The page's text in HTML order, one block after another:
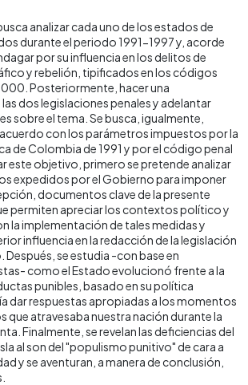
analizar cada uno de los estados de
durante el periodo 1991-1997 y, acorde
por su influencia en los delitos de
y rebelión, tipificados en los códigos
Posteriormente, hacer una
dos legislaciones penales y adelantar
sobre el tema. Se busca, igualmente,
con los parámetros impuestos por la
de Colombia de 1991 y por el código penal
este objetivo, primero se pretende analizar
expedidos por el Gobierno para imponer
documentos clave de la presente
permiten apreciar los contextos político y
la implementación de tales medidas y
influencia en la redacción de la legislación
se estudia -con base en
como el Estado evolucionó frente a la
punibles, basado en su política
dar respuestas apropiadas a los momentos
que atravesaba nuestra nación durante la
Finalmente, se revelan las deficiencias del
al son del "populismo punitivo" de cara a
y se aventuran, a manera de conclusión,